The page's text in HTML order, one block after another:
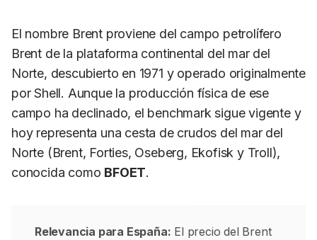
El nombre Brent proviene del campo petrolífero
Brent de la plataforma continental del mar del
Norte, descubierto en 1971 y operado originalmente
por Shell. Aunque la producción física de ese
campo ha declinado, el benchmark sigue vigente y
hoy representa una cesta de crudos del mar del
Norte (Brent, Forties, Oseberg, Ekofisk y Troll),
conocida como BFOET.
Relevancia para España: El precio del Brent